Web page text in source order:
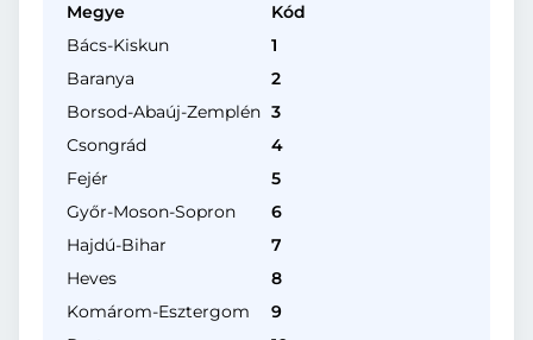
Megye
Kód
Bács-Kiskun
1
Baranya
2
Borsod-Abaúj-Zemplén 3
Csongrád
4
Fejér
5
Győr-Moson-Sopron
6
Hajdú-Bihar
7
Heves
8
Komárom-Esztergom
9